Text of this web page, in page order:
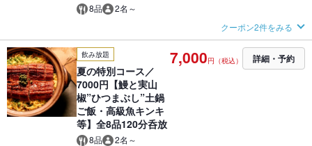
8品 2名～
クーポン2件をみる
飲み放題
夏の特別コース／
7000円【鰻と実山
椒”ひつまぶし”土鍋
ご飯・高級魚キンキ
等】全8品120分呑放
8品 2名～
7,000円（税込） 詳細・予約